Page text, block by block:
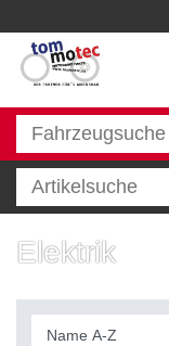
Elektrik